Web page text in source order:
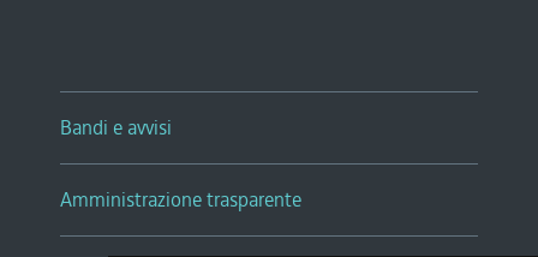
Bandi e avvisi
Amministrazione trasparente